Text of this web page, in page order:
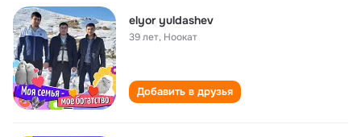
elyor yuldashev
39 лет, Ноокат
Добавить в друзья